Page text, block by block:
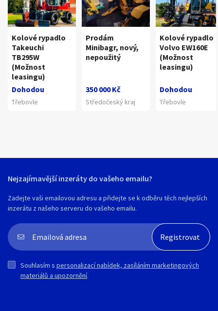
Kolové rypadlo
Takeuchi
TB295W
(Možnost
leasingu)
Dohodou
Třebovle
Prodám
Minibagr, nový,
nepoužitý
350 000 Kč
Středočeský kraj
Kolové rypadlo
Volvo EW160E
(Možnost
leasingu)
Dohodou
Třebovle
Nejzajímavější inzeráty do vašeho emailu?
Zadejte vaši emailovou adresu a přidejte se k odběru těch nejlepších
inzerátu z našeho serveru do vašeho emailu.
Souhlasím s personalizací nabídek, zasíláním marketingových
materiálů a upozornění.